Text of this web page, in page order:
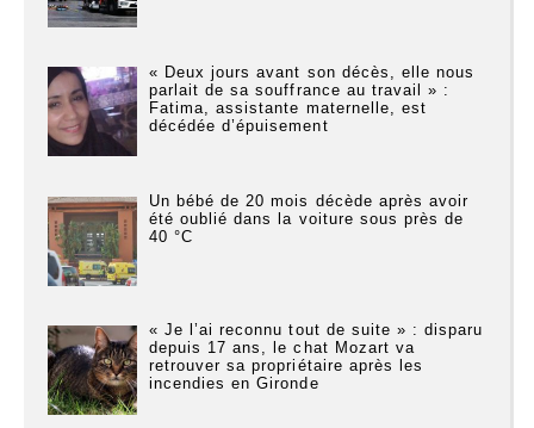
« Deux jours avant son décès, elle nous
parlait de sa souffrance au travail » :
Fatima, assistante maternelle, est
décédée d’épuisement
Un bébé de 20 mois décède après avoir
été oublié dans la voiture sous près de
40 °C
« Je l’ai reconnu tout de suite » : disparu
depuis 17 ans, le chat Mozart va
retrouver sa propriétaire après les
incendies en Gironde